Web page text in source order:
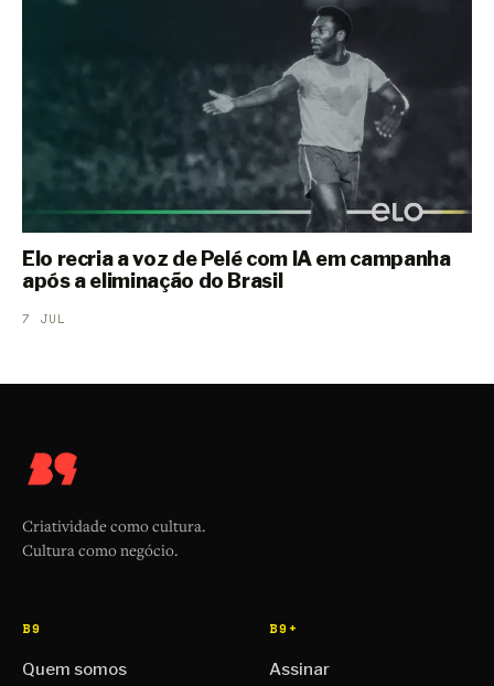
Elo recria a voz de Pelé com IA em campanha
após a eliminação do Brasil
7 JUL
Criatividade como cultura.
Cultura como negócio.
B9
Quem somos
B9+
Assinar